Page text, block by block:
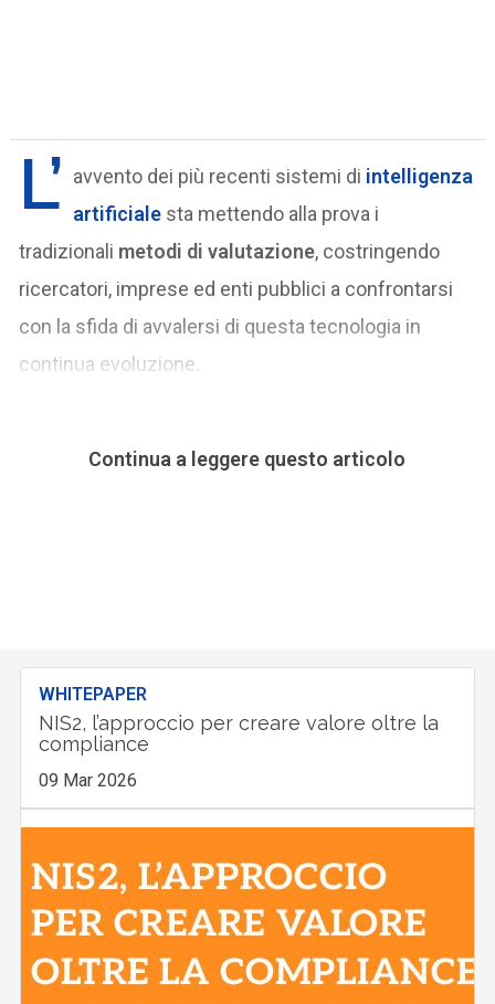
L’ avvento dei più recenti sistemi di intelligenza
artificiale sta mettendo alla prova i
tradizionali metodi di valutazione, costringendo
ricercatori, imprese ed enti pubblici a confrontarsi
con la sfida di avvalersi di questa tecnologia in
continua evoluzione.
Continua a leggere questo articolo
WHITEPAPER
NIS2, l’approccio per creare valore oltre la
compliance
09 Mar 2026